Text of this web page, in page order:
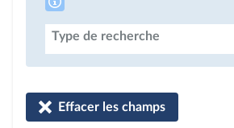
Type de recherche
Effacer les champs